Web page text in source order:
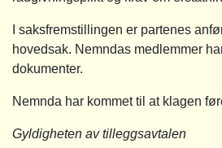
I saksfremstillingen er partenes
hovedsak. Nemndas medlemmer
dokumenter.
Nemnda har kommet til at klagen
Gyldigheten av tilleggsavtalen